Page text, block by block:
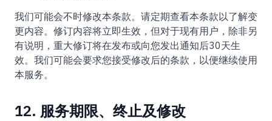
我们可能会不时修改本条款。请定期查看本条款以了解变
更内容。修订内容将立即生效，但对于现有用户，除非另
有说明，重大修订将在发布或向您发出通知后30天生
效。我们可能会要求您接受修改后的条款，以便继续使用
本服务。
12. 服务期限、终止及修改